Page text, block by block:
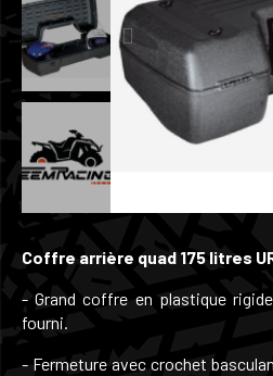
Coffre arrière quad 175 litres
- Grand coffre en plastique
fourni.
- Fermeture avec crochet